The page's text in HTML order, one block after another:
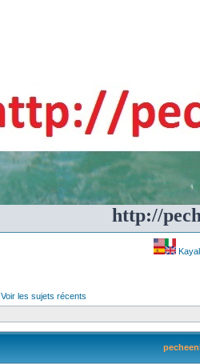
http://
Voir les sujets récents